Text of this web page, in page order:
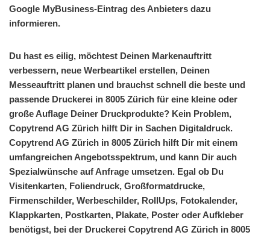
Google MyBusiness-Eintrag des Anbieters dazu
informieren.
Du hast es eilig, möchtest Deinen Markenauftritt
verbessern, neue Werbeartikel erstellen, Deinen
Messeauftritt planen und brauchst schnell die beste und
passende Druckerei in 8005 Zürich für eine kleine oder
große Auflage Deiner Druckprodukte? Kein Problem,
Copytrend AG Zürich hilft Dir in Sachen Digitaldruck.
Copytrend AG Zürich in 8005 Zürich hilft Dir mit einem
umfangreichen Angebotsspektrum, und kann Dir auch
Spezialwünsche auf Anfrage umsetzen. Egal ob Du
Visitenkarten, Foliendruck, Großformatdrucke,
Firmenschilder, Werbeschilder, RollUps, Fotokalender,
Klappkarten, Postkarten, Plakate, Poster oder Aufkleber
benötigst, bei der Druckerei Copytrend AG Zürich in 8005